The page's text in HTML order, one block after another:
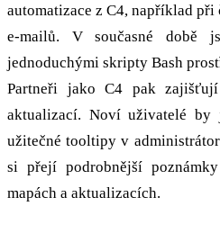
automatizace z C4, například
e-mailů. V současné době
jednoduchými skripty Bash
Partneři jako C4 pak
aktualizací. Noví uživatelé
užitečné tooltipy v
si přejí podrobnější
mapách a aktualizacích.